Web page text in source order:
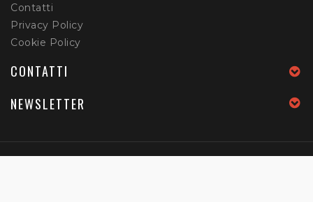
Contatti
Privacy Policy
Cookie Policy
CONTATTI
NEWSLETTER